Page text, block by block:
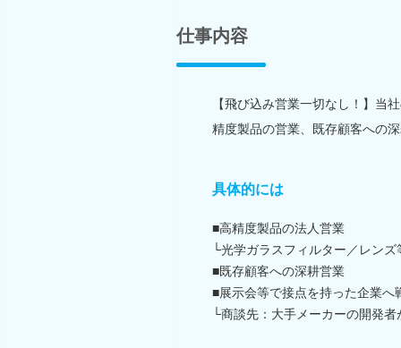
仕事内容
【飛び込み営業一切なし！】当
精度製品の営業、既存顧客への
具体的には
■高精度製品の法人営業
└光学ガラスフィルター／レンズ
■既存顧客への深耕営業
■展示会等で接点を持った企業へ
└商談先：大手メーカーの開発者